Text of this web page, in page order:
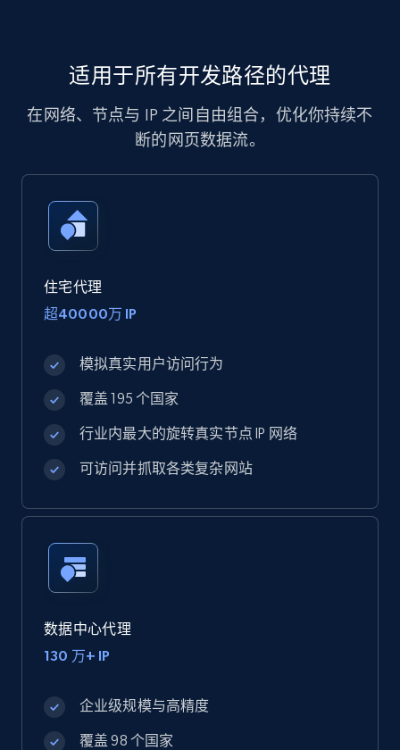
适用于所有开发路径的代理
在网络、节点与 IP 之间自由组合，优化你持续不
断的网页数据流。
住宅代理
超40000万 IP
模拟真实用户访问行为
覆盖 195 个国家
行业内最大的旋转真实节点 IP 网络
可访问并抓取各类复杂网站
数据中心代理
130 万+ IP
企业级规模与高精度
覆盖 98 个国家